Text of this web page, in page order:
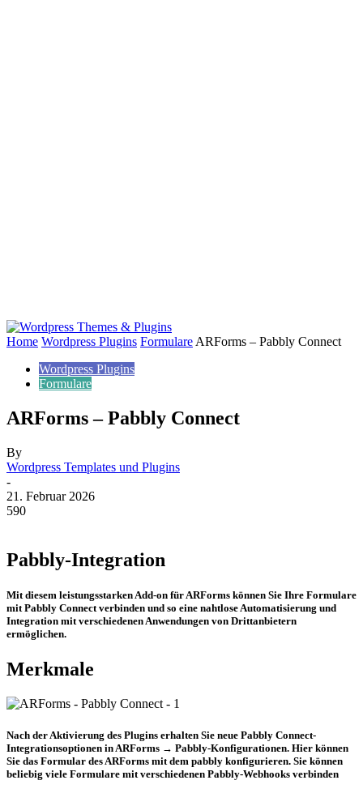
Home Wordpress Plugins Formulare ARForms – Pabbly Connect
Wordpress Plugins
Formulare
ARForms – Pabbly Connect
By
Wordpress Templates und Plugins
-
21. Februar 2026
590
Pabbly-Integration
Mit diesem leistungsstarken Add-on für ARForms können Sie Ihre Formulare
mit Pabbly Connect verbinden und so eine nahtlose Automatisierung und
Integration mit verschiedenen Anwendungen von Drittanbietern
ermöglichen.
Merkmale
Nach der Aktivierung des Plugins erhalten Sie neue Pabbly Connect-
Integrationsoptionen in ARForms → Pabbly-Konfigurationen. Hier können
Sie das Formular des ARForms mit dem pabbly konfigurieren. Sie können
beliebig viele Formulare mit verschiedenen Pabbly-Webhooks verbinden